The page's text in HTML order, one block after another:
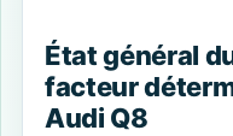
État général
facteur
Audi Q8